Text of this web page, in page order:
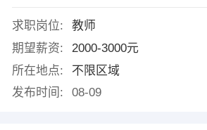
求职岗位:
教师
期望薪资:
2000-3000元
所在地点:
不限区域
发布时间:
08-09